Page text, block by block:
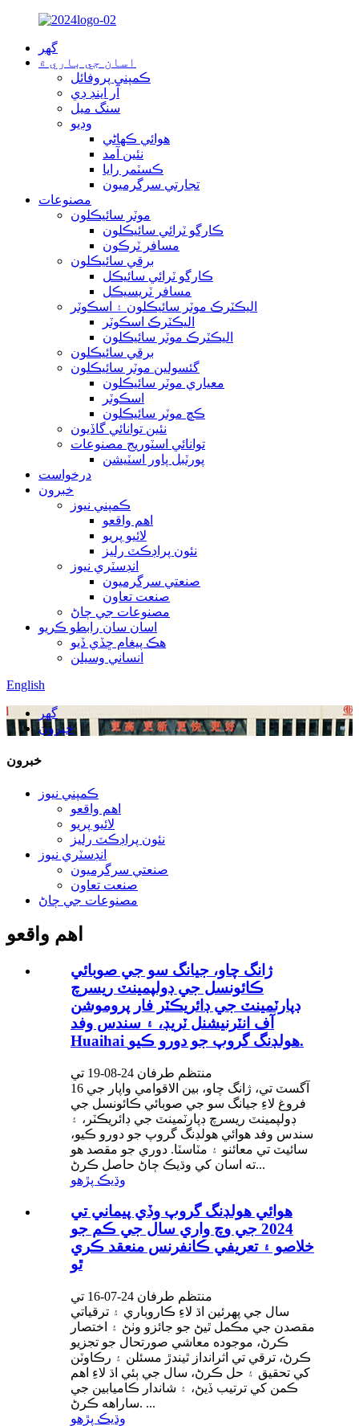
گهر
اسان جي باري ۾
ڪمپني پروفائل
آر اينڊ ڊي
سنگ ميل
وڊيو
هوائي ڪهاڻي
نئين آمد
ڪسٽمر رايا
تجارتي سرگرميون
مصنوعات
موٽر سائيڪلون
ڪارگو ٽرائي سائيڪلون
مسافر ٽرڪون
برقي سائيڪلون
ڪارگو ٽرائي سائيڪل
مسافر ٽريسيڪل
اليڪٽرڪ موٽر سائيڪلون ۽ اسڪوٽر
اليڪٽرڪ اسڪوٽر
اليڪٽرڪ موٽر سائيڪلون
برقي سائيڪلون
گئسولين موٽر سائيڪلون
معياري موٽر سائيڪلون
اسڪوٽر
ڪڇ موٽر سائيڪلون
نئين توانائي گاڏيون
توانائي اسٽوريج مصنوعات
پورٽبل پاور اسٽيشن
درخواست
خبرون
ڪمپني نيوز
اهم واقعو
لائيو پريو
نئون پراڊڪٽ رليز
انڊسٽري نيوز
صنعتي سرگرميون
صنعت تعاون
مصنوعات جي ڄاڻ
اسان سان رابطو ڪريو
هڪ پيغام ڇڏي ڏيو
انساني وسيلن
English
گهر
خبرون
خبرون
ڪمپني نيوز
اهم واقعو
لائيو پريو
نئون پراڊڪٽ رليز
انڊسٽري نيوز
صنعتي سرگرميون
صنعت تعاون
مصنوعات جي ڄاڻ
اهم واقعو
ژانگ چاو، جيانگ سو جي صوبائي
ڪائونسل جي ڊولپمينٽ ريسرچ
ڊپارٽمينٽ جي ڊائريڪٽر فار پروموشن
آف انٽرنيشنل ٽريڊ، ۽ سندس وفد
Huaihai هولڊنگ گروپ جو دورو ڪيو.
منتظم طرفان 24-08-19 تي
16 آگسٽ تي، ژانگ چاو، بين الاقوامي واپار جي
فروغ لاءِ جيانگ سو جي صوبائي ڪائونسل جي
ڊولپمينٽ ريسرچ ڊپارٽمينٽ جي ڊائريڪٽر، ۽
سندس وفد هوائي هولڊنگ گروپ جو دورو ڪيو،
سائيٽ تي معائنو ۽ مٽاسٽا. دوري جو مقصد هو
ته اسان کي وڌيڪ ڄاڻ حاصل ڪرڻ...
وڌيڪ پڙهو
هوائي هولڊنگ گروپ وڏي پيماني تي
2024 جي وچ واري سال جي ڪم جو
خلاصو ۽ تعريفي ڪانفرنس منعقد ڪري
ٿو
منتظم طرفان 24-07-16 تي
سال جي پهرئين اڌ لاءِ ڪاروباري ۽ ترقياتي
مقصدن جي مڪمل ٿيڻ جو جائزو وٺڻ ۽ اختصار
ڪرڻ، موجوده معاشي صورتحال جو تجزيو
ڪرڻ، ترقي تي اثرانداز ٿيندڙ مسئلن ۽ رڪاوٽن
کي تحقيق ۽ حل ڪرڻ، سال جي ٻئي اڌ لاءِ اهم
ڪمن کي ترتيب ڏيڻ، ۽ شاندار ڪاميابين جي
ساراهه ڪرڻ. ...
وڌيڪ پڙهو